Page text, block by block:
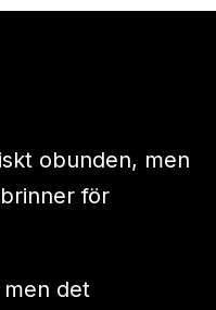
obunden, men
för
det